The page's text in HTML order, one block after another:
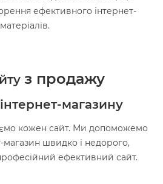
ефективного інтернет-
з продажу
магазину
кожен сайт. Ми допоможемо
магазин швидко і недорого,
ефективний сайт.